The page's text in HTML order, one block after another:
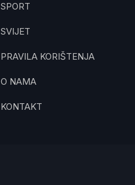
SPORT
SVIJET
PRAVILA KORIŠTENJA
O NAMA
KONTAKT